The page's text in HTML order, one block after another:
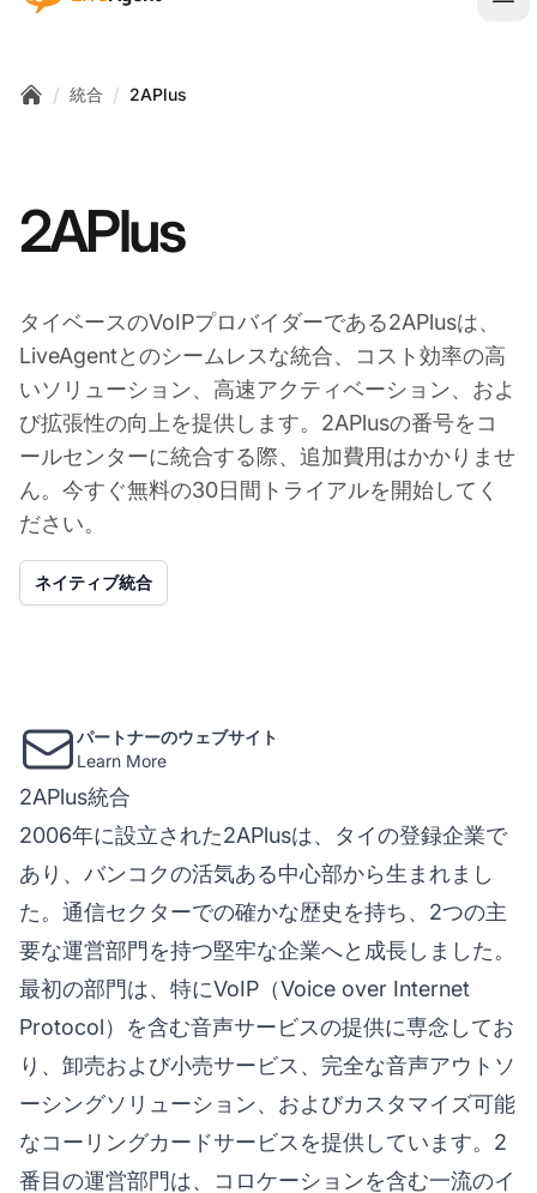
メ
/ 統合 / 2APlus
2APlus
タイベースのVoIPプロバイダーである2APlusは、
LiveAgentとのシームレスな統合、コスト効率の高
いソリューション、高速アクティベーション、およ
び拡張性の向上を提供します。2APlusの番号をコ
ールセンターに統合する際、追加費用はかかりませ
ん。今すぐ無料の30日間トライアルを開始してく
ださい。
ネイティブ統合
パートナーのウェブサイト
Learn More
2APlus統合
2006年に設立された2APlusは、タイの登録企業で
あり、バンコクの活気ある中心部から生まれまし
た。通信セクターでの確かな歴史を持ち、2つの主
要な運営部門を持つ堅牢な企業へと成長しました。
最初の部門は、特にVoIP（Voice over Internet
Protocol）を含む音声サービスの提供に専念してお
り、卸売および小売サービス、完全な音声アウトソ
ーシングソリューション、およびカスタマイズ可能
なコーリングカードサービスを提供しています。2
番目の運営部門は、コロケーションを含む一流のイ